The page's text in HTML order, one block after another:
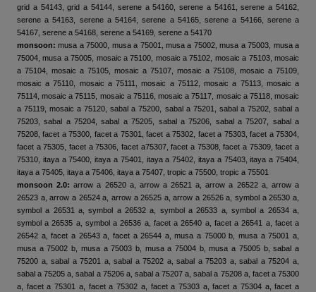
grid a 54143, grid a 54144, serene a 54160, serene a 54161, serene a 54162,
serene a 54163, serene a 54164, serene a 54165, serene a 54166, serene a
54167, serene a 54168, serene a 54169, serene a 54170
monsoon: musa a 75000, musa a 75001, musa a 75002, musa a 75003, musa a
75004, musa a 75005, mosaic a 75100, mosaic a 75102, mosaic a 75103, mosaic
a 75104, mosaic a 75105, mosaic a 75107, mosaic a 75108, mosaic a 75109,
mosaic a 75110, mosaic a 75111, mosaic a 75112, mosaic a 75113, mosaic a
75114, mosaic a 75115, mosaic a 75116, mosaic a 75117, mosaic a 75118, mosaic
a 75119, mosaic a 75120, sabal a 75200, sabal a 75201, sabal a 75202, sabal a
75203, sabal a 75204, sabal a 75205, sabal a 75206, sabal a 75207, sabal a
75208, facet a 75300, facet a 75301, facet a 75302, facet a 75303, facet a 75304,
facet a 75305, facet a 75306, facet a75307, facet a 75308, facet a 75309, facet a
75310, itaya a 75400, itaya a 75401, itaya a 75402, itaya a 75403, itaya a 75404,
itaya a 75405, itaya a 75406, itaya a 75407, tropic a 75500, tropic a 75501
monsoon 2.0: arrow a 26520 a, arrow a 26521 a, arrow a 26522 a, arrow a
26523 a, arrow a 26524 a, arrow a 26525 a, arrow a 26526 a, symbol a 26530 a,
symbol a 26531 a, symbol a 26532 a, symbol a 26533 a, symbol a 26534 a,
symbol a 26535 a, symbol a 26536 a, facet a 26540 a, facet a 26541 a, facet a
26542 a, facet a 26543 a, facet a 26544 a, musa a 75000 b, musa a 75001 a,
musa a 75002 b, musa a 75003 b, musa a 75004 b, musa a 75005 b, sabal a
75200 a, sabal a 75201 a, sabal a 75202 a, sabal a 75203 a, sabal a 75204 a,
sabal a 75205 a, sabal a 75206 a, sabal a 75207 a, sabal a 75208 a, facet a 75300
a, facet a 75301 a, facet a 75302 a, facet a 75303 a, facet a 75304 a, facet a